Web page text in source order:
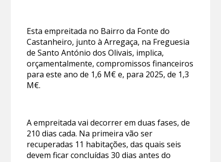
Esta empreitada no Bairro da Fonte do
Castanheiro, junto à Arregaça, na Freguesia
de Santo António dos Olivais, implica,
orçamentalmente, compromissos financeiros
para este ano de 1,6 M€ e, para 2025, de 1,3
M€.
A empreitada vai decorrer em duas fases, de
210 dias cada. Na primeira vão ser
recuperadas 11 habitações, das quais seis
devem ficar concluídas 30 dias antes do